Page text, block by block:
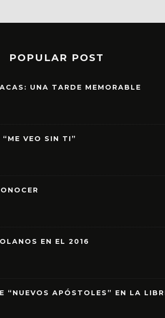
POPULAR POST
UNA TARDE MEMORABLE
VEO SIN TI”
EN EL 2016
“NUEVOS APÓSTOLES” EN LA